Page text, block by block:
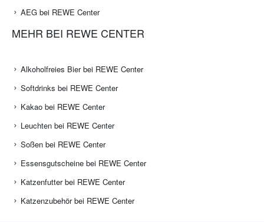
AEG bei REWE Center
MEHR BEI REWE CENTER
Alkoholfreies Bier bei REWE Center
Softdrinks bei REWE Center
Kakao bei REWE Center
Leuchten bei REWE Center
Soßen bei REWE Center
Essensgutscheine bei REWE Center
Katzenfutter bei REWE Center
Katzenzubehör bei REWE Center